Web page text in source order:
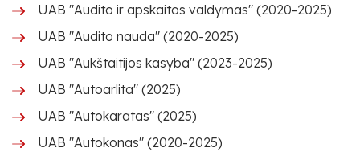
UAB "Audito ir apskaitos valdymas" (2020-2025)
UAB "Audito nauda" (2020-2025)
UAB "Aukštaitijos kasyba" (2023-2025)
UAB "Autoarlita" (2025)
UAB "Autokaratas" (2025)
UAB "Autokonas" (2020-2025)